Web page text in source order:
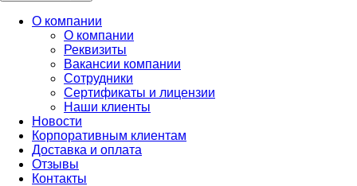
О компании
О компании
Реквизиты
Вакансии компании
Сотрудники
Сертификаты и лицензии
Наши клиенты
Новости
Корпоративным клиентам
Доставка и оплата
Отзывы
Контакты